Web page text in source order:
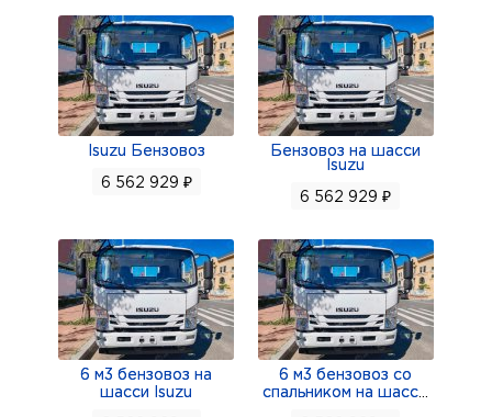
Isuzu Бензовоз
6 562 929 ₽
Бензовоз на шасси
Isuzu
6 562 929 ₽
6 м3 бензовоз на
шасси Isuzu
6 м3 бензовоз со
спальником на шасс